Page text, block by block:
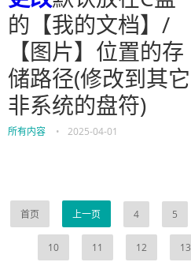
的【我的文档】/
【图片】位置的存
储路径(修改到其它
非系统的盘符)
所有内容 • 2025-04-01
首页 上一页 4 5
10 11 12 13